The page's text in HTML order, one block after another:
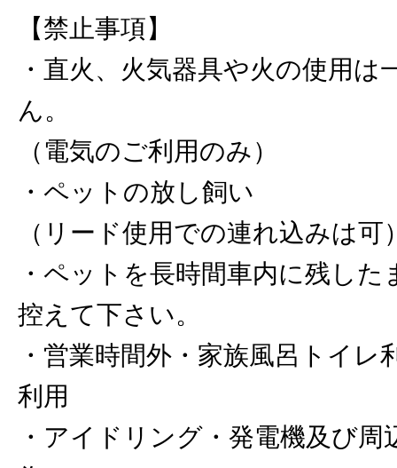
【禁止事項】
・直火、火気器具や火の使用は
ん。
（電気のご利用のみ）
・ペットの放し飼い
（リード使用での連れ込みは可
・ペットを長時間車内に残した
控えて下さい。
・営業時間外・家族風呂トイレ
利用
・アイドリング・発電機及び周